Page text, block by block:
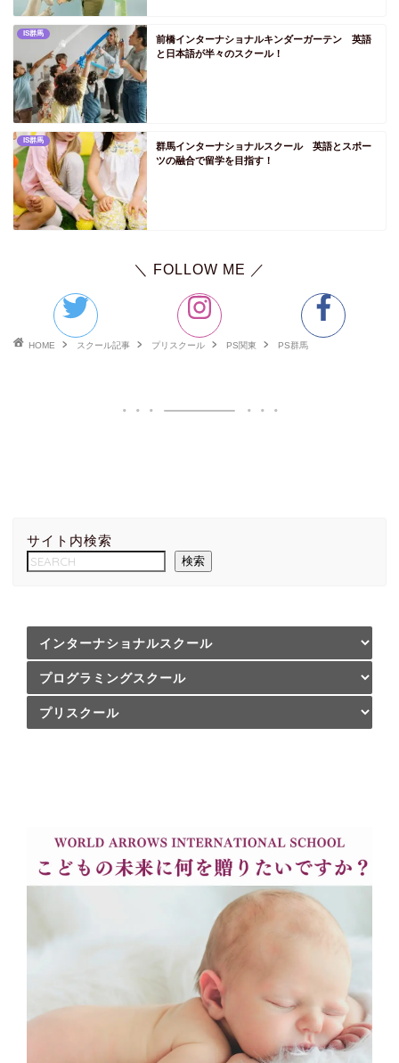
PS福岡
PS佐賀
PS長崎
PS熊本
PS宮崎
PS鹿児島
PS沖縄
プログラミング学習記事
IS群馬
前橋インターナショナルキンダーガーテン 英語
と日本語が半々のスクール！
IS群馬
群馬インターナショナルスクール 英語とスポー
ツの融合で留学を目指す！
＼ FOLLOW ME ／
HOME スクール記事 プリスクール PS関東 PS群馬
サイト内検索
検索